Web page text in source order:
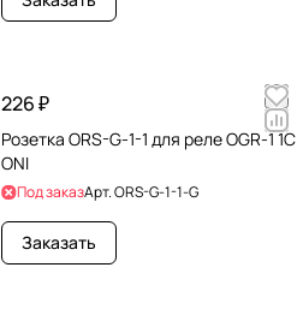
226 ₽
Розетка ORS-G-1-1 для реле OGR-1 1C
ONI
Под заказАрт.ORS-G-1-1-G
Заказать